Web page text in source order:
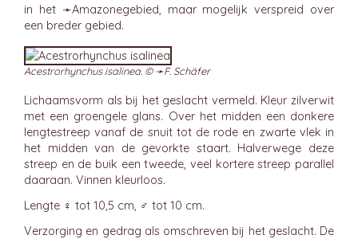
in het ➛Amazonegebied, maar mogelijk verspreid over
een breder gebied.
Acestrorhynchus isalinea. © ➛F. Schäfer
Lichaamsvorm als bij het geslacht vermeld. Kleur zilverwit
met een groengele glans. Over het midden een donkere
lengtestreep vanaf de snuit tot de rode en zwarte vlek in
het midden van de gevorkte staart. Halverwege deze
streep en de buik een tweede, veel kortere streep parallel
daaraan. Vinnen kleurloos.
Lengte ♀ tot 10,5 cm, ♂ tot 10 cm.
Verzorging en gedrag als omschreven bij het geslacht. De